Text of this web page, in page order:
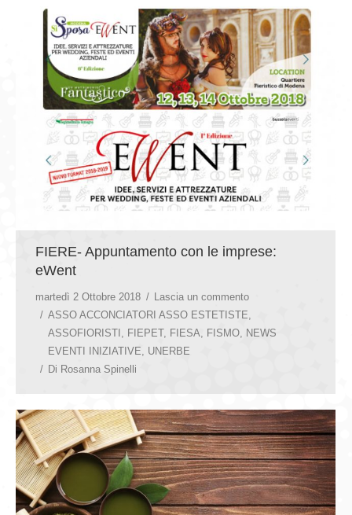
FIERE- Appuntamento con le imprese:
eWent
martedì 2 Ottobre 2018
Lascia un commento
ASSO ACCONCIATORI ASSO ESTETISTE
ASSOFIORISTI
FIEPET, FIESA FISMO NEWS
EVENTI INIZIATIVE
UNERBE
Di Rosanna Spinelli